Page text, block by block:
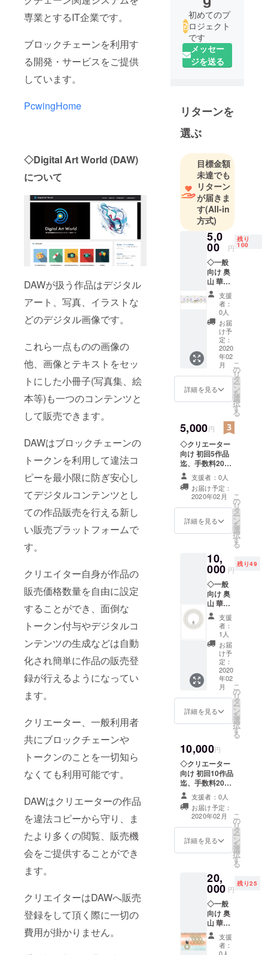
専業とするIT企業です。
ブロックチェーンを利用す
る開発・サービスをご提供
しています。
PcwingHome
◇Digital Art World (DAW)
について
DAWが扱う作品はデジタル
アート、写真、イラストな
どのデジタル画像です。
これら一点ものの画像の
他、画像とテキストをセッ
トにした小冊子(写真集、絵
本等)も一つのコンテンツと
して販売できます。
DAWはブロックチェーンの
トークンを利用して違法コ
ピーを最小限に防ぎ安心し
てデジタルコンテンツとし
ての作品販売を行える新し
い販売プラットフォームで
す。
クリエイター自身が作品の
販売価格数量を自由に設定
することができ、面倒な
トークン付与やデジタルコ
ンテンツの生成などは自動
化され簡単に作品の販売登
録が行えるようになってい
ます。
クリエーター、一般利用者
共にブロックチェーンや
トークンのことを一切知ら
なくても利用可能です。
DAWはクリエーターの作品
を違法コピーから守り、ま
たより多くの閲覧、販売機
会をご提供することができ
ます。
クリエイターはDAWへ販売
登録をして頂く際に一切の
費用が掛かりません。
初めてのプ
ロジェクト
です
メッセー
ジを送る
リターンを
選ぶ
目標金額
未達でも
リターン
が届きま
す(All-in
方式)
5,0
00 円
残り
100
◇一般
向け 奥
山 華名
作品か
ら1点
(4205×
3000pix
,600dpi;
DAWコ
ンテン
ツとし
て) すい
すいと
お渡し
する作
品は、
イトで
発行さ
れた
トーク
ンを含
むデジ
タルコ
ンテン
ツにな
りま
す。本
来るの
はコン
テンツ
所有者
だけで
す。こ
のコン
テンツ
を受け
取る為
には
DAWに
アカウ
ントを
登録す
があり
ます。
支援
者：
0人
お届
け予
定：
2020
年02
月
詳細を見る
こ
の
リ
タ
ー
ン
を
選
択
す
る
5,000円
◇クリエーター
向け 初回5作品
迄、手数料20%
を5%へ減額しま
す。支援者：0人
お届け予定：
2020年02月
詳細を見る
こ
の
リ
タ
ー
ン
を
選
択
す
る
10,
000 円
残り49
◇一般
向け 奥
山 華名
作品か
ら1点
(5348×
7532pix
,600dpi;
DAWコ
ンテン
ツとし
て) 復活
のたま
ご お渡
しする
作品
DAWサ
イトで
発行さ
れた
トーク
ンを含
むデジ
タルコ
ンテン
りま
す。本
とが出
来るの
はコン
テンツ
所有者
だけで
す。こ
のコン
支援
者：
1人
お届
け予
定：
2020
年02
月
詳細を見る
こ
の
リ
タ
ー
ン
を
選
択
す
る
10,000円
◇クリエーター
向け 初回10作品
迄、手数料20%
を5%へ減額しま
す。支援者：0人
お届け予定：
2020年02月
詳細を見る
こ
の
リ
タ
ー
ン
を
選
択
す
る
20,
000 円
残り25
◇一般
向け 奥
山 華名
作品か
ら1点
(7157×
支援
者：